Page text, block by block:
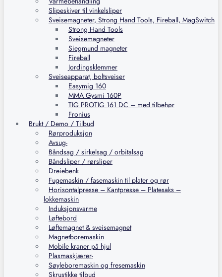
Slipeskiver til vinkelsliper
Sveisemagneter, Strong Hand Tools, Fireball, MagSwitch
Strong Hand Tools
Sveisemagneter
Siegmund magneter
Fireball
Jordingsklemmer
Sveiseapparat, boltsveiser
Easymig 160
MMA Gysmi 160P
TIG PROTIG 161 DC – med tilbehør
Fronius
Brukt / Demo / Tilbud
Rørproduksjon
Avsug-
Båndsag / sirkelsag / orbitalsag
Båndsliper / rørsliper
Dreiebenk
Fugemaskin / fasemaskin til plater og rør
Horisontalpresse – Kantpresse – Platesaks –
lokkemaskin
Induksjonsvarme
Løftebord
Løftemagnet & sveisemagnet
Magnetboremaskin
Mobile kraner på hjul
Plasmaskjærer-
Søyleboremaskin og fresemaskin
Skrustikke tilbud